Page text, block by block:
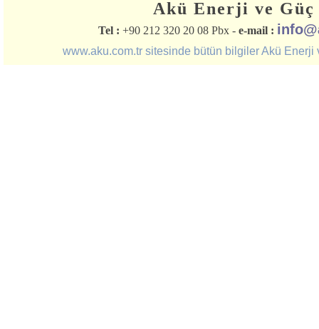
Akü Enerji ve
Tel : +90 212 320 20 08 Pbx - e-mail :
www.aku.com.tr sitesinde bütün bilgiler Akü